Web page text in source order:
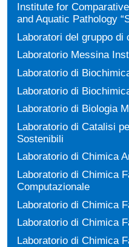
Institute for
and Aquatic Pathology
Laboratori del gruppo di
Laboratorio Messina
Laboratorio di
Laboratorio di
Laboratorio di Biologia
Laboratorio di Catalisi
Sostenibili
Laboratorio di Chimica
Laboratorio di Chimica
Computazionale
Laboratorio di Chimica
Laboratorio di Chimica
Laboratorio di Chimica